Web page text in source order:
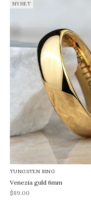
NYHET
TUNGSTEN RING
Venezia guld 6mm
REA-pris
$89.00